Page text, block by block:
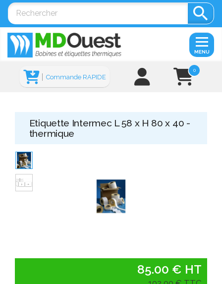

0
Commande RAPIDE
MENU
Etiquette Intermec L 58 x H 80 x 40 -
thermique
85.00 € HT